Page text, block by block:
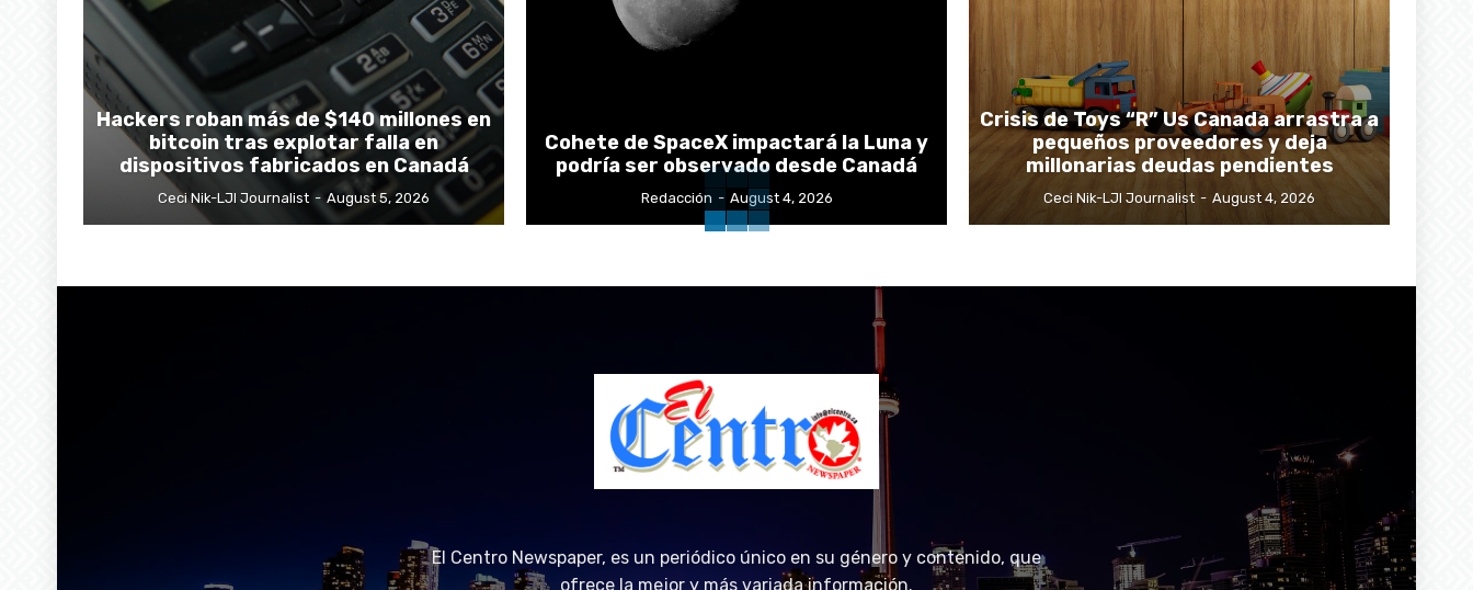
Hackers roban más de $140 millones en
bitcoin tras explotar falla en
dispositivos fabricados en Canadá
Ceci Nik-LJI Journalist - August 5, 2026
Cohete de SpaceX impactará la Luna y
podría ser observado desde Canadá
Redacción - August 4, 2026
Crisis de Toys “R” Us Canada arrastra a
pequeños proveedores y deja
millonarias deudas pendientes
Ceci Nik-LJI Journalist - August 4, 2026
El Centro Newspaper, es un periódico único en su género y contenido, que